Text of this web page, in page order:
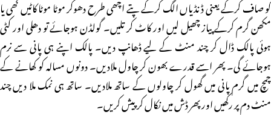
کو صاف کرکے یعنی ڈنڈیاں الگ کرکے پتے اچھی طرح دھوکر موٹا موٹا کاٹیں گھی یا
مکھن گرم کرکے پیاز چھیل لیں اور کاٹ کر تلیں۔ گولڈن ہوجائے تو دھلی اور کٹی
ہوئی پالک ڈال کر چند منٹ کے لیے ڈھانپ دیں۔ پالک اپنے ہی پانی سے نرم
ہوجائے گی۔ پھر اسے قدرے بھون کر چاول ملادیں۔ دونوں مسالہ کو کھانے کے
چمچ میں گرم پانی میں گھول کر چاولوں کے ساتھ ملادیں۔ ساتھ ہی نمک ملا دیں چند
منٹ دم پر رکھیں اور پھر ڈش میں نکال کر پیش کریں۔